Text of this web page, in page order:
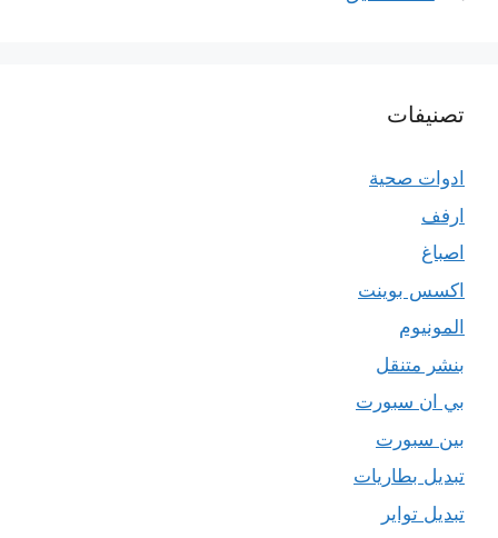
تصنيفات
ادوات صحية
ارفف
اصباغ
اكسس بوينت
المونيوم
بنشر متنقل
بي ان سبورت
بين سبورت
تبديل بطاريات
تبديل تواير